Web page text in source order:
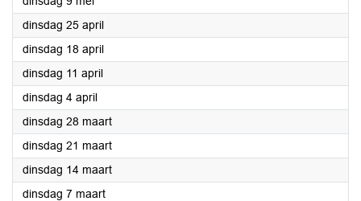
dinsdag 25 april2023
dinsdag 18 april2023
dinsdag 11 april2023
dinsdag 4 april2023
dinsdag 28 maart2023
dinsdag 21 maart2023
dinsdag 14 maart2023
dinsdag 7 maart2023